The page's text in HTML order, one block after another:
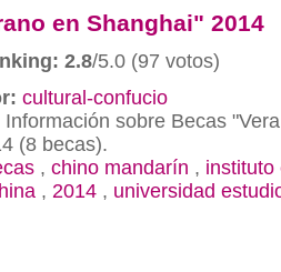
en Shanghai" 2014
2.8/5.0 (97 votos)
cultural-confucio
Información sobre Becas
(8 becas).
, chino mandarín , instituto
, 2014 , universidad